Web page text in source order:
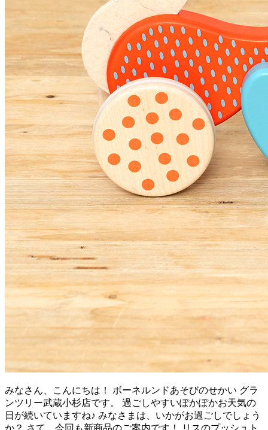
みなさん、こんにちは！ ボーネルンドあそびのせかい グラ
ンツリー武蔵小杉店です。 過ごしやすいぽかぽかお天気の
日が続いていますね♪ みなさまは、いかがお過ごしでしょう
か？ さて、今回も新商品のご案内です！ リスのプッシュト